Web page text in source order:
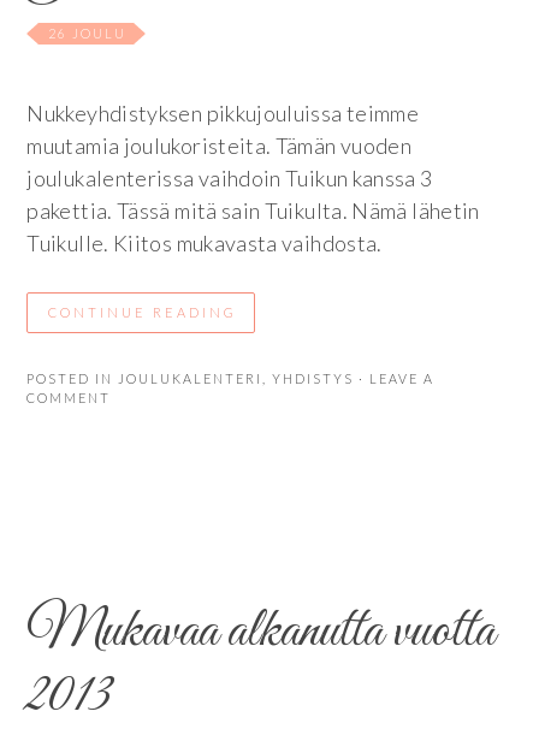
26 JOULU
Nukkeyhdistyksen pikkujouluissa teimme
muutamia joulukoristeita. Tämän vuoden
joulukalenterissa vaihdoin Tuikun kanssa 3
pakettia. Tässä mitä sain Tuikulta. Nämä lähetin
Tuikulle. Kiitos mukavasta vaihdosta.
CONTINUE READING
POSTED IN JOULUKALENTERI ,YHDISTYS · LEAVE A
COMMENT
Mukavaa alkanutta vuotta
2013